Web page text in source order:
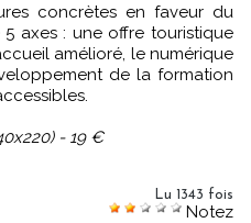
concrètes en faveur du
axes : une offre touristique
amélioré, le numérique
de la formation
- 19 €
Lu 1343 fois
Notez